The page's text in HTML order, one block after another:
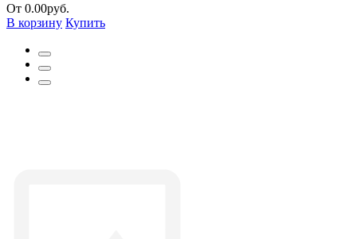
От 0.00руб.
В корзину Купить